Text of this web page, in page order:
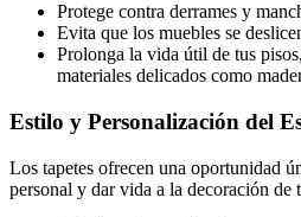
Protege contra derrames y
Evita que los muebles se
Prolonga la vida útil de tus
materiales delicados como
Estilo y Personalización del
Los tapetes ofrecen una oportunidad
personal y dar vida a la decoración de